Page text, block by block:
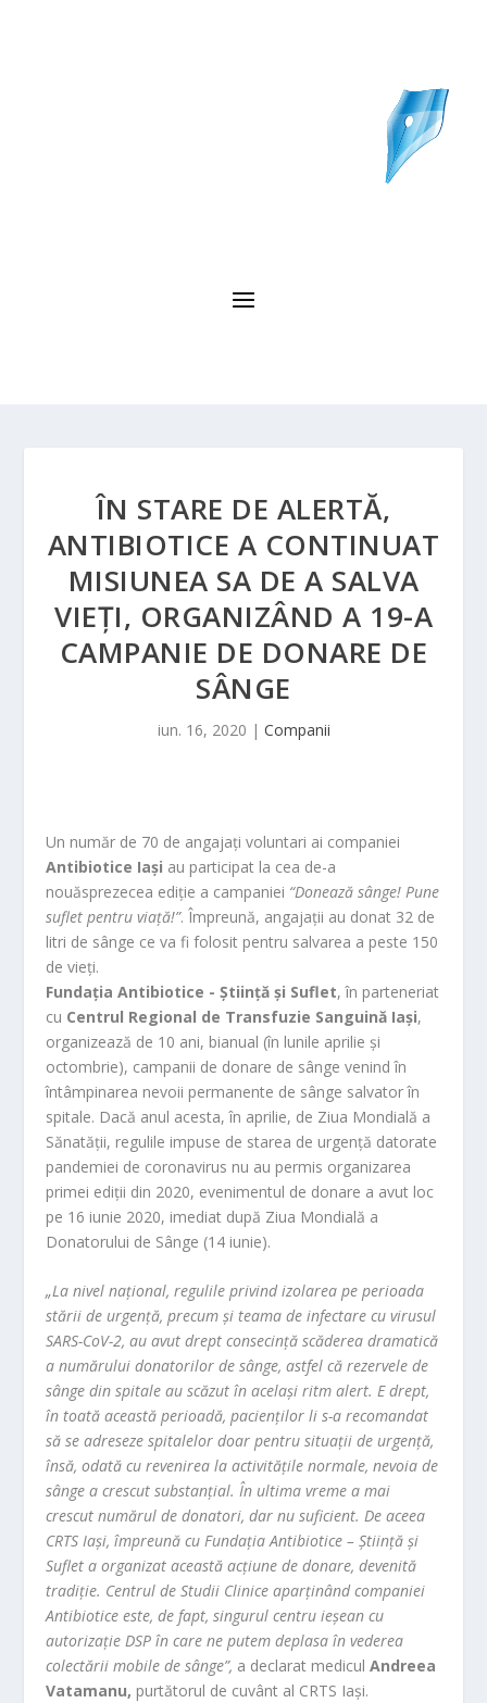
ÎN STARE DE ALERTĂ,
ANTIBIOTICE A CONTINUAT
MISIUNEA SA DE A SALVA
VIEȚI, ORGANIZÂND A 19-A
CAMPANIE DE DONARE DE
SÂNGE
iun. 16, 2020 | Companii
Un număr de 70 de angajați voluntari ai companiei
Antibiotice Iași au participat la cea de-a
nouăsprezecea ediție a campaniei “Donează sânge! Pune
suflet pentru viață!”. Împreună, angajații au donat 32 de
litri de sânge ce va fi folosit pentru salvarea a peste 150
de vieți.
Fundația Antibiotice - Știință și Suflet, în parteneriat
cu Centrul Regional de Transfuzie Sanguină Iași,
organizează de 10 ani, bianual (în lunile aprilie și
octombrie), campanii de donare de sânge venind în
întâmpinarea nevoii permanente de sânge salvator în
spitale. Dacă anul acesta, în aprilie, de Ziua Mondială a
Sănatății, regulile impuse de starea de urgenţă datorate
pandemiei de coronavirus nu au permis organizarea
primei ediţii din 2020, evenimentul de donare a avut loc
pe 16 iunie 2020, imediat după Ziua Mondială a
Donatorului de Sânge (14 iunie).
„La nivel naţional, regulile privind izolarea pe perioada
stării de urgență, precum și teama de infectare cu virusul
SARS-CoV-2, au avut drept consecință scăderea dramatică
a numărului donatorilor de sânge, astfel că rezervele de
sânge din spitale au scăzut în același ritm alert. E drept,
în toată această perioadă, pacienților li s-a recomandat
să se adreseze spitalelor doar pentru situații de urgență,
însă, odată cu revenirea la activitățile normale, nevoia de
sânge a crescut substanțial. În ultima vreme a mai
crescut numărul de donatori, dar nu suficient. De aceea
CRTS Iași, împreună cu Fundația Antibiotice – Știință și
Suflet a organizat această acțiune de donare, devenită
tradiție. Centrul de Studii Clinice aparținând companiei
Antibiotice este, de fapt, singurul centru ieșean cu
autorizație DSP în care ne putem deplasa în vederea
colectării mobile de sânge”, a declarat mediculAndreea
Vatamanu, purtătorul de cuvânt al CRTS Iași.